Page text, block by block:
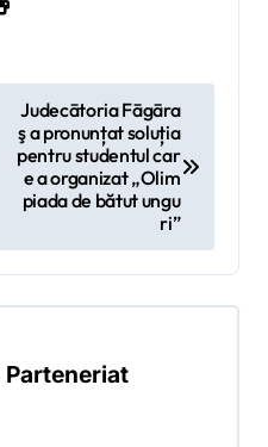
Judecātoria Fāgāra
ş a pronunțat soluția
pentru studentul car
e a organizat „Olim
piada de bătut ungu
ri”
Parteneriat